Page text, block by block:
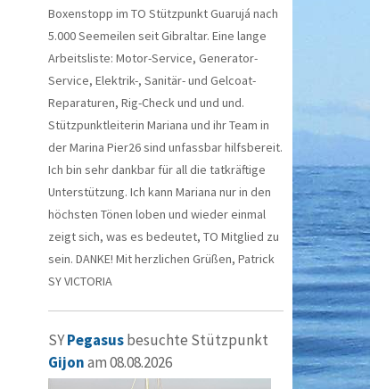
Boxenstopp im TO Stützpunkt Guarujá nach
5.000 Seemeilen seit Gibraltar. Eine lange
Arbeitsliste: Motor-Service, Generator-
Service, Elektrik-, Sanitär- und Gelcoat-
Reparaturen, Rig-Check und und und.
Stützpunktleiterin Mariana und ihr Team in
der Marina Pier26 sind unfassbar hilfsbereit.
Ich bin sehr dankbar für all die tatkräftige
Unterstützung. Ich kann Mariana nur in den
höchsten Tönen loben und wieder einmal
zeigt sich, was es bedeutet, TO Mitglied zu
sein. DANKE! Mit herzlichen Grüßen, Patrick
SY VICTORIA
SYPegasusbesuchte Stützpunkt
Gijonam 08.08.2026